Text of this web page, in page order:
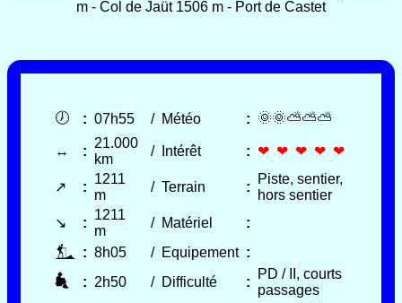
m - Col de Jaüt 1506 m - Port de Castet
🕖 : 07h55 / Météo : 🌞🌞⛅⛅⛅
↔ :
21.000
km
/ Intérêt : ❤ ❤ ❤ ❤ ❤
↗ :
1211
m
/ Terrain :
Piste, sentier,
hors sentier
↘
:
1211
m
/ Matériel
:
: 8h05 / Equipement :
: 2h50 / Difficulté :
PD / II, courts
passages